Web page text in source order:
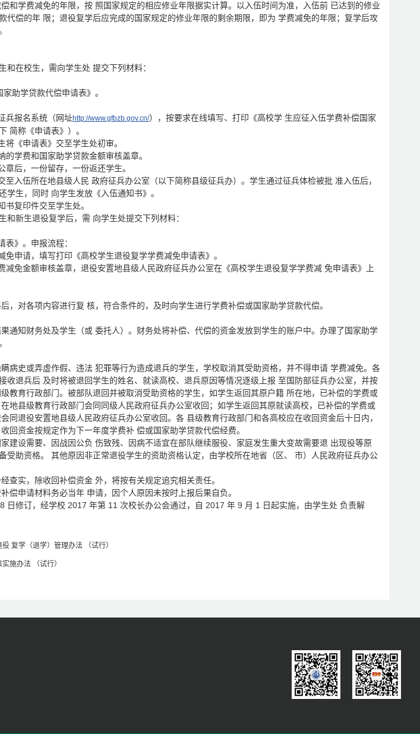
和学费减免的年限，按 照国家规定的相应修业年限据实计算。以入伍时间为准，入伍前 已达到的修业
代偿的年 限；退役复学后应完成的国家规定的修业年限的剩余期限，即为 学费减免的年限；复学后攻
和在校生，需向学生处 提交下列材料：
助学贷款代偿申请表》。
兵报名系统（网址http://www.gfbzb.gov.cn/），按要求在线填写、打印《高校学 生应征入伍学费补偿国家
简称《申请表》）。
将《申请表》交至学生处初审。
学费和国家助学贷款金额审核盖章。
后，一份留存，一份返还学生。
至入伍所在地县级人民 政府征兵办公室（以下简称县级征兵办）。学生通过征兵体检被批 准入伍后，
生，同时 向学生发放《入伍通知书》。
复印件交至学生处。
和新生退役复学后，需 向学生处提交下列材料：
》。申报流程：
免申请，填写打印《高校学生退役复学学费减免申请表》。
减免金额审核盖章，退役安置地县级人民政府征兵办公室在《高校学生退役复学学费减 免申请表》上
，对各项内容进行复 核，符合条件的，及时向学生进行学费补偿或国家助学贷款代偿。
通知财务处及学生（或 委托人）。财务处将补偿、代偿的资金发放到学生的账户中。办理了国家助学
病史或弄虚作假、违法 犯罪等行为造成退兵的学生，学校取消其受助资格，并不得申请 学费减免。各
收退兵后 及时将被退回学生的姓名、就读高校、退兵原因等情况逐级上报 至国防部征兵办公室，并按
教育行政部门。被部队退回并被取消受助资格的学生，如学生返回其原户籍 所在地，已补偿的学费或
地县级教育行政部门会同同级人民政府征兵办公室收回；如学生返回其原就读高校，已补偿的学费或
同退役安置地县级人民政府征兵办公室收回。各 县级教育行政部门和各高校应在收回资金后十日内，
回资金按规定作为下一年度学费补 偿或国家助学贷款代偿经费。
建设需要、因战因公负 伤致残、因病不适宜在部队继续服役、家庭发生重大变故需要退 出现役等原
受助资格。 其他原因非正常退役学生的资助资格认定，由学校所在地省（区、 市）人民政府征兵办公
查实，除收回补偿资金 外，将按有关规定追究相关责任。
偿申请材料务必当年 申请，因个人原因未按时上报后果自负。
日修订，经学校 2017 年第 11 次校长办公会通过，自 2017 年 9 月 1 日起实施，由学生处 负责解
复学（退学）管理办法 （试行）
施办法 （试行）